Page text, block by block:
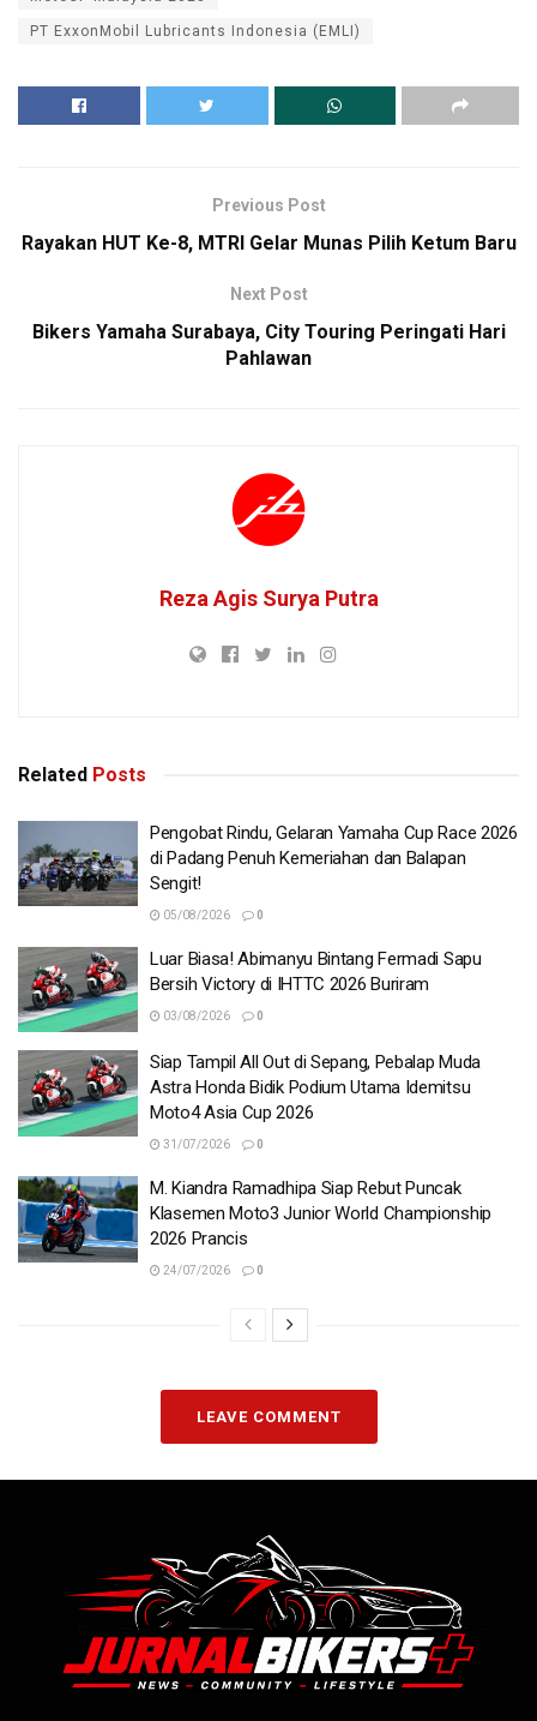
PT ExxonMobil Lubricants Indonesia (EMLI)
Previous Post
Rayakan HUT Ke-8, MTRI Gelar Munas Pilih Ketum Baru
Next Post
Bikers Yamaha Surabaya, City Touring Peringati Hari
Pahlawan
Reza Agis Surya Putra
Related Posts
Pengobat Rindu, Gelaran Yamaha Cup Race 2026
di Padang Penuh Kemeriahan dan Balapan
Sengit!
05/08/2026 0
Luar Biasa! Abimanyu Bintang Fermadi Sapu
Bersih Victory di IHTTC 2026 Buriram
03/08/2026 0
Siap Tampil All Out di Sepang, Pebalap Muda
Astra Honda Bidik Podium Utama Idemitsu
Moto4 Asia Cup 2026
31/07/2026 0
M. Kiandra Ramadhipa Siap Rebut Puncak
Klasemen Moto3 Junior World Championship
2026 Prancis
24/07/2026 0
LEAVE COMMENT